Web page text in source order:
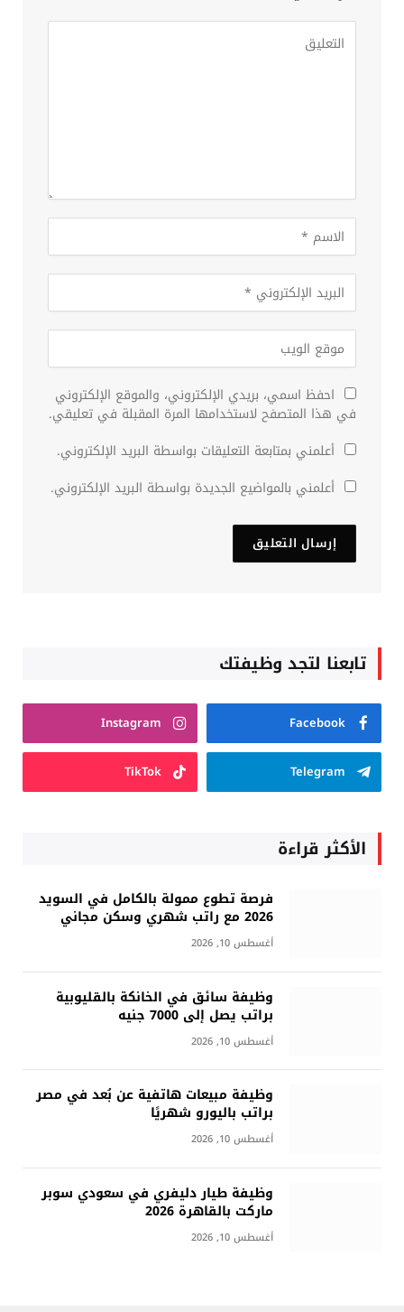
احفظ اسمي، بريدي الإلكتروني، والموقع الإلكتروني
في هذا المتصفح لاستخدامها المرة المقبلة في تعليقي.
أعلمني بمتابعة التعليقات بواسطة البريد الإلكتروني.
أعلمني بالمواضيع الجديدة بواسطة البريد الإلكتروني.
تابعنا لتجد وظيفتك
Facebook
Instagram
Telegram
TikTok
الأكثر قراءة
فرصة تطوع ممولة بالكامل في السويد
2026 مع راتب شهري وسكن مجاني
أغسطس 10, 2026
وظيفة سائق في الخانكة بالقليوبية
براتب يصل إلى 7000 جنيه
أغسطس 10, 2026
وظيفة مبيعات هاتفية عن بُعد في مصر
براتب باليورو شهريًا
أغسطس 10, 2026
وظيفة طيار دليفري في سعودي سوبر
ماركت بالقاهرة 2026
أغسطس 10, 2026